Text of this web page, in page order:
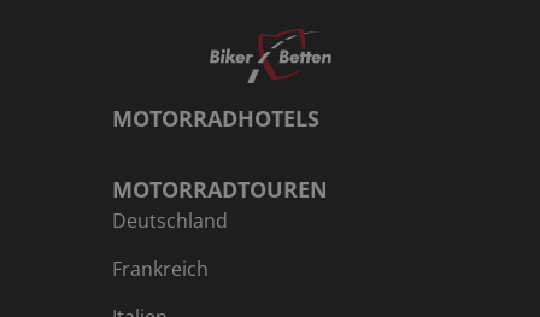
MOTORRADHOTELS
MOTORRADTOUREN
Deutschland
Frankreich